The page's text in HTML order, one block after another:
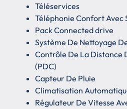
Téléservices
Téléphonie Confort
Pack Connected drive
Système De Nettoyage
Contrôle De La Distance
(PDC)
Capteur De Pluie
Climatisation
Régulateur De Vitesse